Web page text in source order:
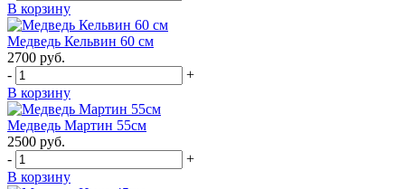
В корзину
Медведь Кельвин 60 см
2700 руб.
-
+
В корзину
Медведь Мартин 55см
2500 руб.
-
+
В корзину